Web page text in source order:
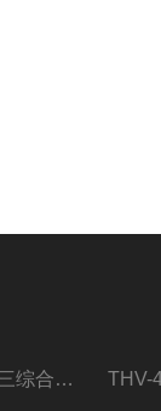
THV-408温湿度三综合试验箱